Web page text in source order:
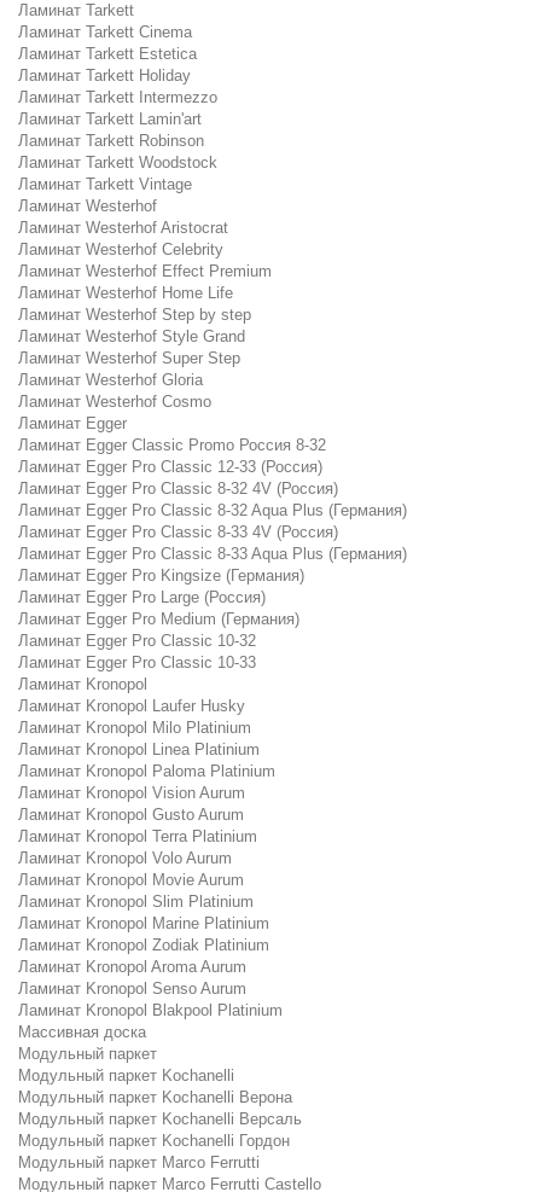
Ламинат Tarkett
Ламинат Tarkett Cinema
Ламинат Tarkett Estetica
Ламинат Tarkett Holiday
Ламинат Tarkett Intermezzo
Ламинат Tarkett Lamin'art
Ламинат Tarkett Robinson
Ламинат Tarkett Woodstock
Ламинат Tarkett Vintage
Ламинат Westerhof
Ламинат Westerhof Aristocrat
Ламинат Westerhof Celebrity
Ламинат Westerhof Effect Premium
Ламинат Westerhof Home Life
Ламинат Westerhof Step by step
Ламинат Westerhof Style Grand
Ламинат Westerhof Super Step
Ламинат Westerhof Gloria
Ламинат Westerhof Cosmo
Ламинат Egger
Ламинат Egger Classic Promo Россия 8-32
Ламинат Egger Pro Classic 12-33 (Россия)
Ламинат Egger Pro Classic 8-32 4V (Россия)
Ламинат Egger Pro Classic 8-32 Aqua Plus (Германия)
Ламинат Egger Pro Classic 8-33 4V (Россия)
Ламинат Egger Pro Classic 8-33 Aqua Plus (Германия)
Ламинат Egger Pro Kingsize (Германия)
Ламинат Egger Pro Large (Россия)
Ламинат Egger Pro Medium (Германия)
Ламинат Egger Pro Classic 10-32
Ламинат Egger Pro Classic 10-33
Ламинат Kronopol
Ламинат Kronopol Laufer Husky
Ламинат Kronopol Milo Platinium
Ламинат Kronopol Linea Platinium
Ламинат Kronopol Paloma Platinium
Ламинат Kronopol Vision Aurum
Ламинат Kronopol Gusto Aurum
Ламинат Kronopol Terra Platinium
Ламинат Kronopol Volo Aurum
Ламинат Kronopol Movie Aurum
Ламинат Kronopol Slim Platinium
Ламинат Kronopol Marine Platinium
Ламинат Kronopol Zodiak Platinium
Ламинат Kronopol Aroma Aurum
Ламинат Kronopol Senso Aurum
Ламинат Kronopol Blakpool Platinium
Массивная доска
Модульный паркет
Модульный паркет Kochanelli
Модульный паркет Kochanelli Верона
Модульный паркет Kochanelli Версаль
Модульный паркет Kochanelli Гордон
Модульный паркет Marco Ferrutti
Модульный паркет Marco Ferrutti Castello